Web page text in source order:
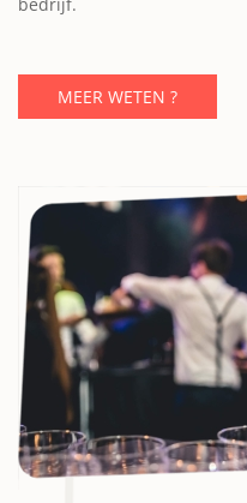
MEER WETEN ?